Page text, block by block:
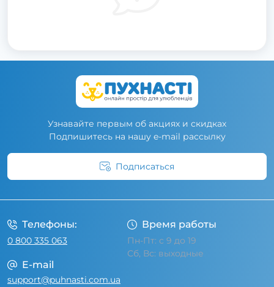
Узнавайте первым об акциях и скидках
Подпишитесь на нашу e-mail рассылку
Подписаться
Телефоны:
0 800 335 063
Время работы
Пн-Пт: с 9 до 19
Сб, Вс: выходные
E-mail
support@puhnasti.com.ua